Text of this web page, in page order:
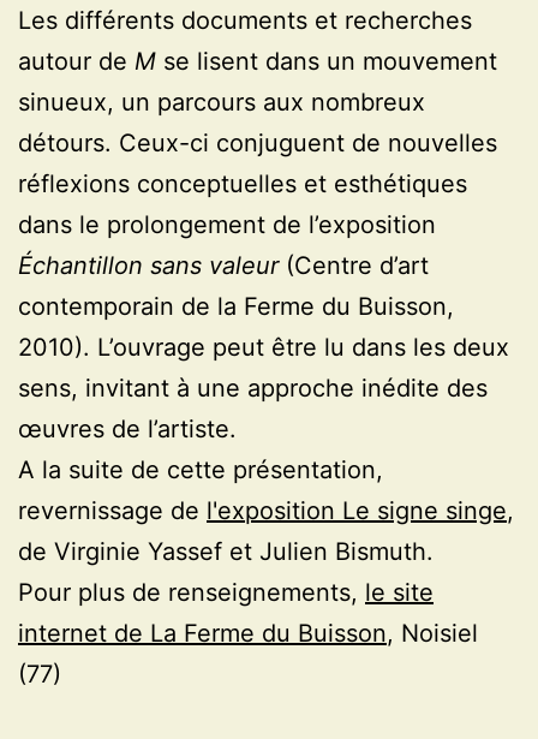
Les différents documents et recherches
autour de M se lisent dans un mouvement
sinueux, un parcours aux nombreux
détours. Ceux-ci conjuguent de nouvelles
réflexions conceptuelles et esthétiques
dans le prolongement de l’exposition
Échantillon sans valeur(Centre d’art
contemporain de la Ferme du Buisson,
2010). L’ouvrage peut être lu dans les deux
sens, invitant à une approche inédite des
œuvres de l’artiste.
A la suite de cette présentation,
revernissage de l'exposition Le signe singe,
de Virginie Yassef et Julien Bismuth.
Pour plus de renseignements, le site
internet de La Ferme du Buisson, Noisiel
(77)